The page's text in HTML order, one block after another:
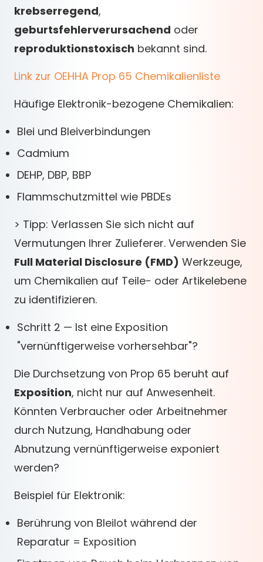
krebserregend,
geburtsfehlerverursachend oder
reproduktionstoxisch bekannt sind.
Link zur OEHHA Prop 65 Chemikalienliste
Häufige Elektronik-bezogene Chemikalien:
Blei und Bleiverbindungen
Cadmium
DEHP, DBP, BBP
Flammschutzmittel wie PBDEs
> Tipp: Verlassen Sie sich nicht auf
Vermutungen Ihrer Zulieferer. Verwenden Sie
Full Material Disclosure (FMD) Werkzeuge,
um Chemikalien auf Teile- oder Artikelebene
zu identifizieren.
Schritt 2 — Ist eine Exposition
"vernünftigerweise vorhersehbar"?
Die Durchsetzung von Prop 65 beruht auf
Exposition, nicht nur auf Anwesenheit.
Könnten Verbraucher oder Arbeitnehmer
durch Nutzung, Handhabung oder
Abnutzung vernünftigerweise exponiert
werden?
Beispiel für Elektronik:
Berührung von Bleilot während der
Reparatur = Exposition